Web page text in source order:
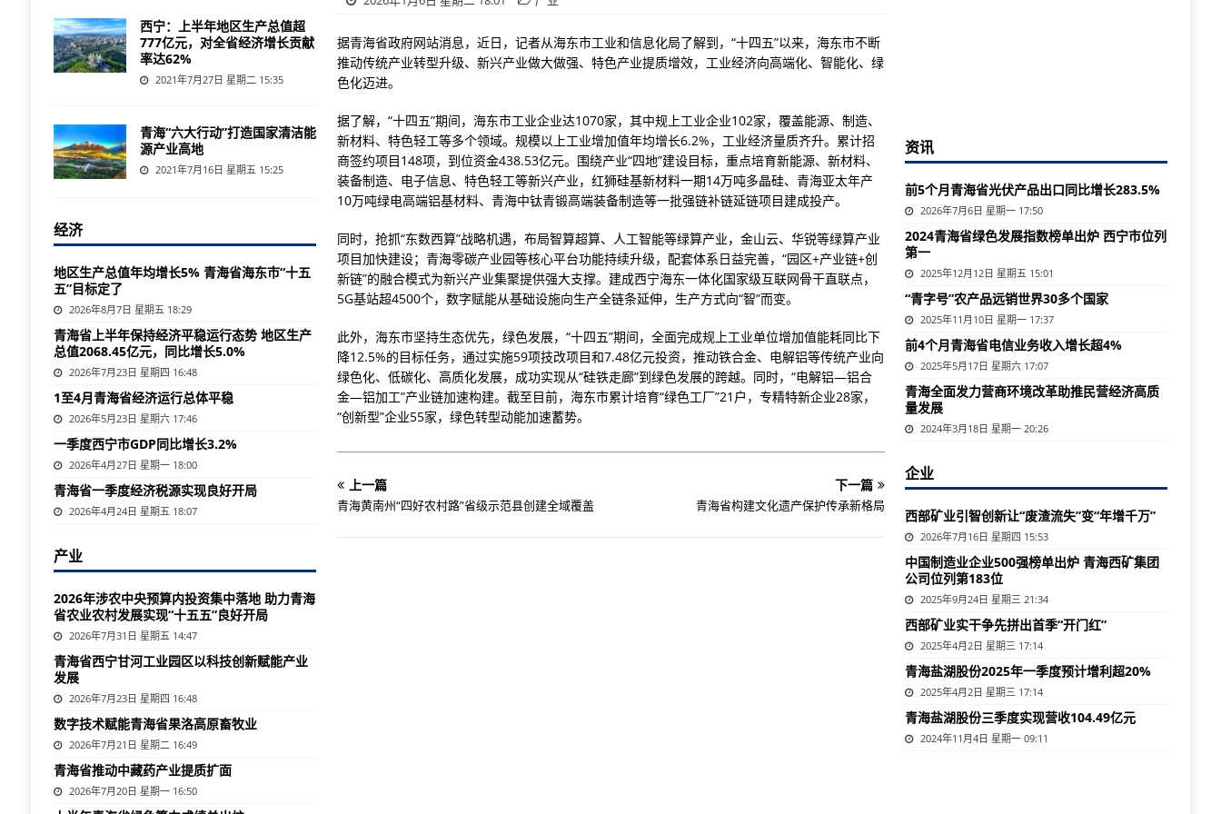
据青海省政府网站消息，近日，记者从海东市工业和信息化局了解到，“十四五”以来，海东市不断
推动传统产业转型升级、新兴产业做大做强、特色产业提质增效，工业经济向高端化、智能化、绿
色化迈进。
据了解，“十四五”期间，海东市工业企业达1070家，其中规上工业企业102家，覆盖能源、制造、
新材料、特色轻工等多个领域。规模以上工业增加值年均增长6.2%，工业经济量质齐升。累计招
商签约项目148项，到位资金438.53亿元。围绕产业“四地”建设目标，重点培育新能源、新材料、
装备制造、电子信息、特色轻工等新兴产业，红狮硅基新材料一期14万吨多晶硅、青海亚太年产
10万吨绿电高端铝基材料、青海中钛青锻高端装备制造等一批强链补链延链项目建成投产。
同时，抢抓“东数西算”战略机遇，布局智算超算、人工智能等绿算产业，金山云、华锐等绿算产业
项目加快建设；青海零碳产业园等核心平台功能持续升级，配套体系日益完善，“园区+产业链+创
新链”的融合模式为新兴产业集聚提供强大支撑。建成西宁海东一体化国家级互联网骨干直联点，
5G基站超4500个，数字赋能从基础设施向生产全链条延伸，生产方式向“智”而变。
此外，海东市坚持生态优先，绿色发展，“十四五”期间，全面完成规上工业单位增加值能耗同比下
降12.5%的目标任务，通过实施59项技改项目和7.48亿元投资，推动铁合金、电解铝等传统产业向
绿色化、低碳化、高质化发展，成功实现从“硅铁走廊”到绿色发展的跨越。同时，“电解铝—铝合
金—铝加工”产业链加速构建。截至目前，海东市累计培育“绿色工厂”21户，专精特新企业28家，
“创新型”企业55家，绿色转型动能加速蓄势。
上一篇
青海黄南州“四好农村路”省级示范县创建全域覆盖
下一篇
青海省构建文化遗产保护传承新格局
西宁：上半年地区生产总值超
777亿元，对全省经济增长贡献
率达62%
2021年7月27日 星期二 15:35
青海“六大行动”打造国家清洁能
源产业高地
2021年7月16日 星期五 15:25
经济
地区生产总值年均增长5% 青海省海东市“十五
五”目标定了
2026年8月7日 星期五 18:29
青海省上半年保持经济平稳运行态势 地区生产
总值2068.45亿元，同比增长5.0%
2026年7月23日 星期四 16:48
1至4月青海省经济运行总体平稳
2026年5月23日 星期六 17:46
一季度西宁市GDP同比增长3.2%
2026年4月27日 星期一 18:00
青海省一季度经济税源实现良好开局
2026年4月24日 星期五 18:07
产业
2026年涉农中央预算内投资集中落地 助力青海
省农业农村发展实现“十五五”良好开局
2026年7月31日 星期五 14:47
青海省西宁甘河工业园区以科技创新赋能产业
发展
2026年7月23日 星期四 16:48
数字技术赋能青海省果洛高原畜牧业
2026年7月21日 星期二 16:49
青海省推动中藏药产业提质扩面
2026年7月20日 星期一 16:50
资讯
前5个月青海省光伏产品出口同比增长283.5%
2026年7月6日 星期一 17:50
2024青海省绿色发展指数榜单出炉 西宁市位列
第一
2025年12月12日 星期五 15:01
“青字号”农产品远销世界30多个国家
2025年11月10日 星期一 17:37
前4个月青海省电信业务收入增长超4%
2025年5月17日 星期六 17:07
​青海全面发力营商环境改革助推民营经济高质
量发展
2024年3月18日 星期一 20:26
企业
西部矿业引智创新让“废渣流失”变“年增千万”
2026年7月16日 星期四 15:53
中国制造业企业500强榜单出炉 青海西矿集团
公司位列第183位
2025年9月24日 星期三 21:34
西部矿业实干争先拼出首季“开门红”
2025年4月2日 星期三 17:14
青海盐湖股份2025年一季度预计增利超20%
2025年4月2日 星期三 17:14
青海盐湖股份三季度实现营收104.49亿元
2024年11月4日 星期一 09:11